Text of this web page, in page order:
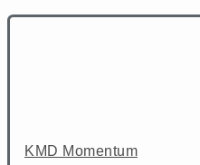
KMD Momentum